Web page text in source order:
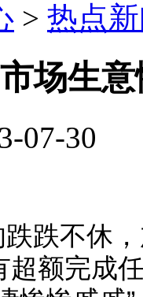
> 热点
场生
07-30
不休，
超额完成